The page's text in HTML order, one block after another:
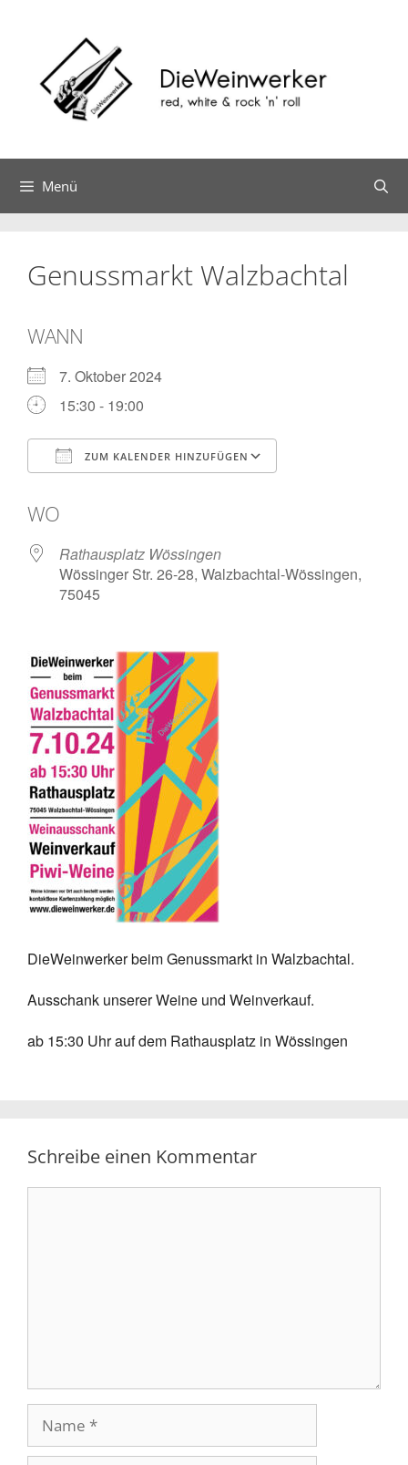
Menü
Genussmarkt Walzbachtal
WANN
7. Oktober 2024
15:30 - 19:00
ZUM KALENDER HINZUFÜGEN
WO
Rathausplatz Wössingen
Wössinger Str. 26-28, Walzbachtal-Wössingen,
75045
DieWeinwerker beim Genussmarkt in Walzbachtal.
Ausschank unserer Weine und Weinverkauf.
ab 15:30 Uhr auf dem Rathausplatz in Wössingen
Schreibe einen Kommentar